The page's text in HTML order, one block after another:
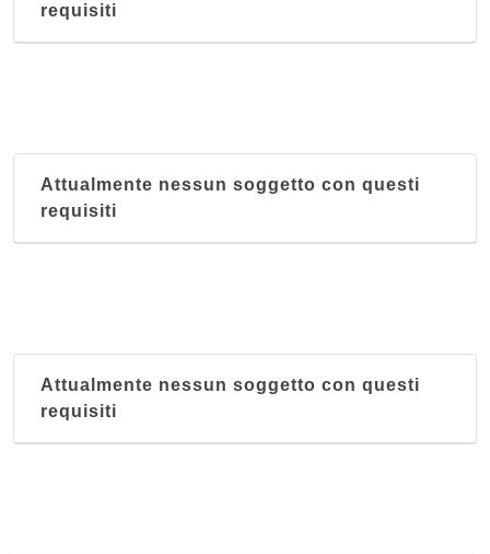
requisiti
Attualmente nessun soggetto con questi
requisiti
Attualmente nessun soggetto con questi
requisiti